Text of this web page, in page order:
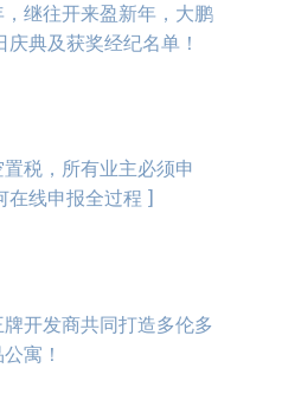
继往开来盈新年，大鹏
典及获奖经纪名单！
税，所有业主必须申
线申报全过程 ]
开发商共同打造多伦多
寓！